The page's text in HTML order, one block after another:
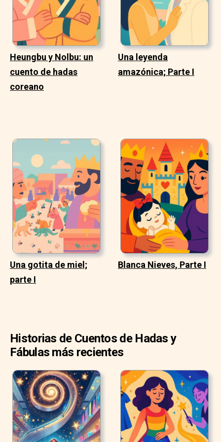
Heungbu y Nolbu: un
cuento de hadas
coreano
Una leyenda
amazónica; Parte I
Una gotita de miel;
parte I
Blanca Nieves, Parte I
Historias de Cuentos de Hadas y
Fábulas más recientes